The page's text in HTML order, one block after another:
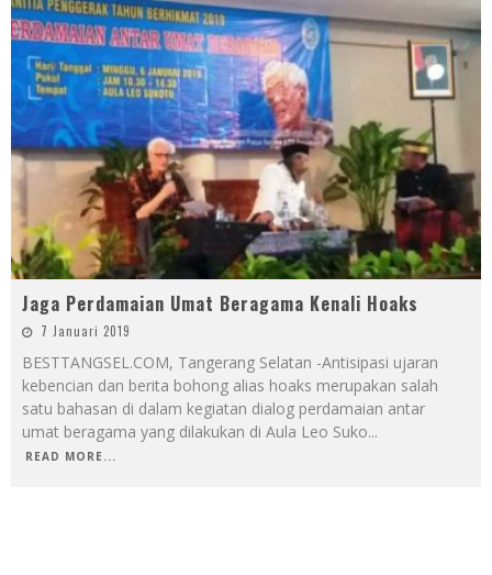
Jaga Perdamaian Umat Beragama Kenali Hoaks
7 Januari 2019
BESTTANGSEL.COM, Tangerang Selatan -Antisipasi ujaran
kebencian dan berita bohong alias hoaks merupakan salah
satu bahasan di dalam kegiatan dialog perdamaian antar
umat beragama yang dilakukan di Aula Leo Suko...
READ MORE...